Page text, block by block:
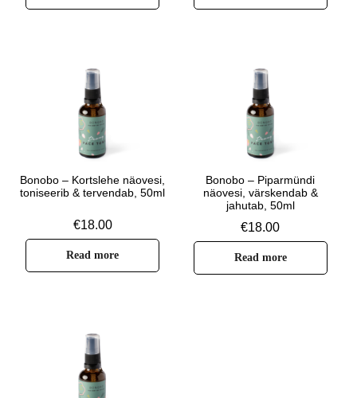
Bonobo – Kortslehe näovesi,
toniseerib & tervendab, 50ml
€18.00
Read more
Bonobo – Piparmündi
näovesi, värskendab &
jahutab, 50ml
€18.00
Read more